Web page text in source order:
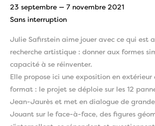
23 septembre — 7 novembre 2021
Sans interruption
Julie Safirstein aime jouer avec ce qui est
recherche artistique : donner aux formes
capacité à se réinventer.
Elle propose ici une exposition en extérieur
format : le projet se déploie sur les 12
Jean-Jaurès et met en dialogue de
Jouant sur le face-à-face, des figures